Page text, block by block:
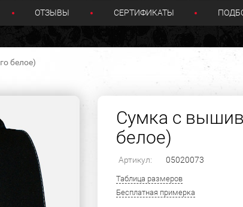
ОТЗЫВЫ СЕРТИФИКАТЫ
белое)
Сумка с
белое)
Артикул: 05020073
Таблица размеров
Бесплатная примерка